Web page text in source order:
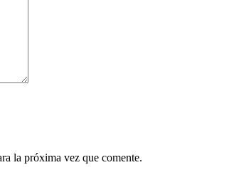
la próxima vez que comente.